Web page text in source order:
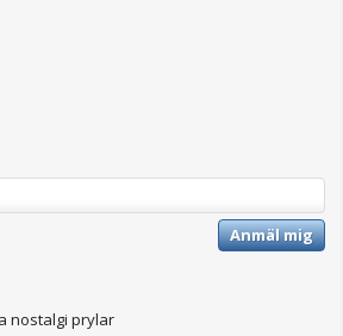
Anmäl mig
nostalgi prylar